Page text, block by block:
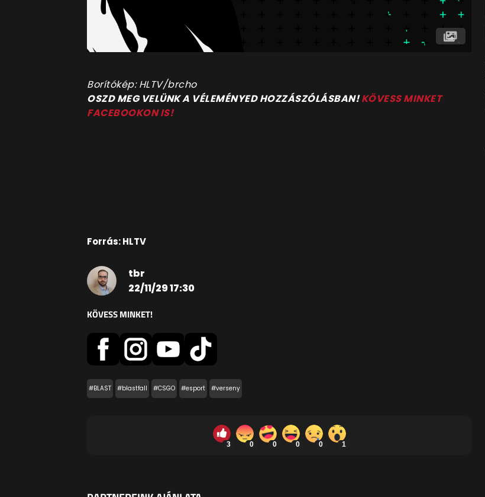
Borítókép: HLTV/brcho
OSZD MEG VELÜNK A VÉLEMÉNYED HOZZÁSZÓLÁSBAN!KÖVESS MINKET
FACEBOOKON IS!
Forrás: HLTV
tbr
22/11/29 17:30
KÖVESS MINKET!
#BLAST #blastfall #CSGO #esport #verseny
3 0 0 0 0 1